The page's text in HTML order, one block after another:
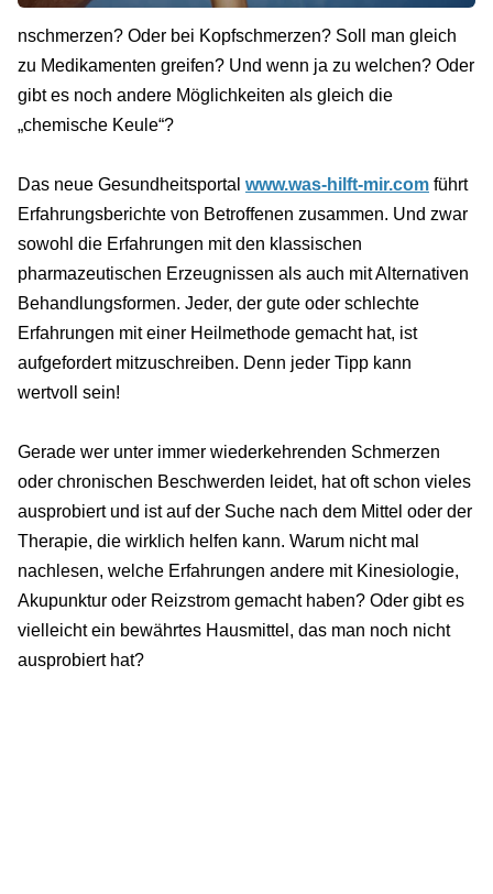
nschmerzen? Oder bei Kopfschmerzen? Soll man gleich
zu Medikamenten greifen? Und wenn ja zu welchen? Oder
gibt es noch andere Möglichkeiten als gleich die
„chemische Keule“?
Das neue Gesundheitsportal www.was-hilft-mir.com führt
Erfahrungsberichte von Betroffenen zusammen. Und zwar
sowohl die Erfahrungen mit den klassischen
pharmazeutischen Erzeugnissen als auch mit Alternativen
Behandlungsformen. Jeder, der gute oder schlechte
Erfahrungen mit einer Heilmethode gemacht hat, ist
aufgefordert mitzuschreiben. Denn jeder Tipp kann
wertvoll sein!
Gerade wer unter immer wiederkehrenden Schmerzen
oder chronischen Beschwerden leidet, hat oft schon vieles
ausprobiert und ist auf der Suche nach dem Mittel oder der
Therapie, die wirklich helfen kann. Warum nicht mal
nachlesen, welche Erfahrungen andere mit Kinesiologie,
Akupunktur oder Reizstrom gemacht haben? Oder gibt es
vielleicht ein bewährtes Hausmittel, das man noch nicht
ausprobiert hat?